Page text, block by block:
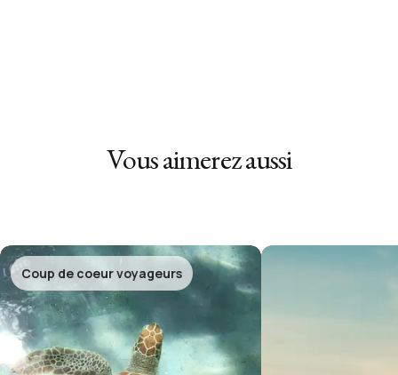
Demandez un devis gratuit
Vous aimerez aussi
Coup de coeur voyageurs